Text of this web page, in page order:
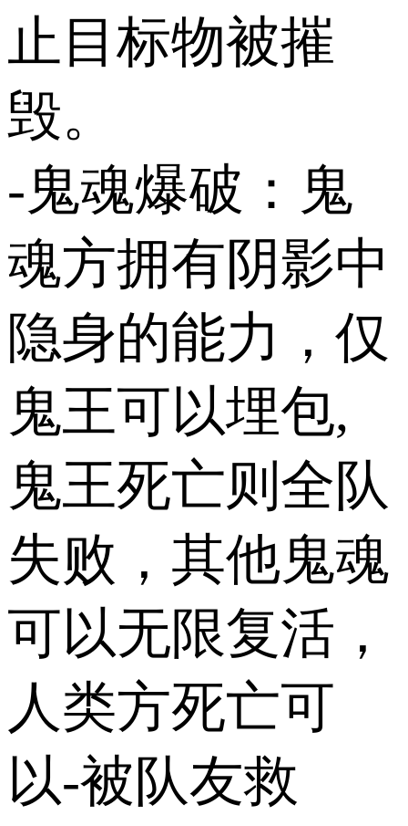
止目标物被摧
毁。
-鬼魂爆破：鬼
魂方拥有阴影中
隐身的能力，仅
鬼王可以埋包,
鬼王死亡则全队
失败，其他鬼魂
可以无限复活，
人类方死亡可
以-被队友救